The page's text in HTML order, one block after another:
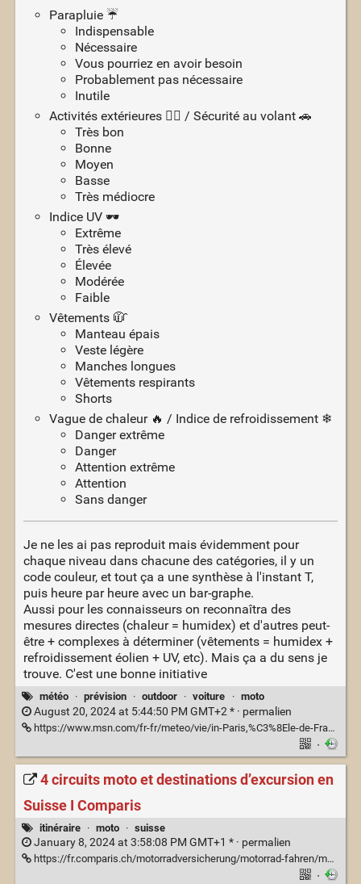
Parapluie ☔
Indispensable
Nécessaire
Vous pourriez en avoir besoin
Probablement pas nécessaire
Inutile
Activités extérieures 🏃‍♂️ / Sécurité au volant 🚗
Très bon
Bonne
Moyen
Basse
Très médiocre
Indice UV 🕶
Extrême
Très élevé
Élevée
Modérée
Faible
Vêtements 🧥̂
Manteau épais
Veste légère
Manches longues
Vêtements respirants
Shorts
Vague de chaleur 🔥 / Indice de refroidissement ❄
Danger extrême
Danger
Attention extrême
Attention
Sans danger
Je ne les ai pas reproduit mais évidemment pour
chaque niveau dans chacune des catégories, il y un
code couleur, et tout ça a une synthèse à l'instant T,
puis heure par heure avec un bar-graphe.
Aussi pour les connaisseurs on reconnaîtra des
mesures directes (chaleur = humidex) et d'autres peut-
être + complexes à déterminer (vêtements = humidex +
refroidissement éolien + UV, etc). Mais ça a du sens je
trouve. C'est une bonne initiative
météo · prévision · outdoor · voiture · moto
August 20, 2024 at 5:44:50 PM GMT+2 * · permalien
https://www.msn.com/fr-fr/meteo/vie/in-Paris,%C3%8Ele-de-France
·
4 circuits moto et destinations d’excursion en
Suisse I Comparis
itinéraire · moto · suisse
January 8, 2024 at 3:58:08 PM GMT+1 * · permalien
https://fr.comparis.ch/motorradversicherung/motorrad-fahren/motorradtouren
·